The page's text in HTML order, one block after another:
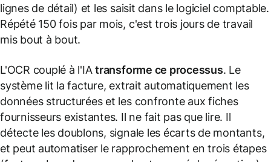
lignes de détail) et les saisit dans le logiciel comptable.
Répété 150 fois par mois, c'est trois jours de travail
mis bout à bout.
L'OCR couplé à l'IAtransforme ce processus. Le
système lit la facture, extrait automatiquement les
données structurées et les confronte aux fiches
fournisseurs existantes. Il ne fait pas que lire. Il
détecte les doublons, signale les écarts de montants,
et peut automatiser le rapprochement en trois étapes